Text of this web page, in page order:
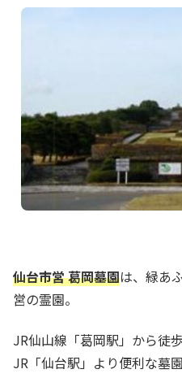
仙台市営 葛岡墓園は、緑あ
営の霊園。
JR仙山線「葛岡駅」から徒
JR「仙台駅」より便利な墓